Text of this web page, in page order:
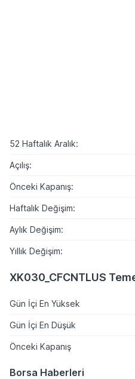
52 Haftalık Aralık:
Açılış:
Önceki Kapanış:
Haftalık Değişim:
Aylık Değişim:
Yıllık Değişim:
XK030_CFCNTLUS
Gün İçi En Yüksek
Gün İçi En Düşük
Önceki Kapanış
Borsa Haberleri